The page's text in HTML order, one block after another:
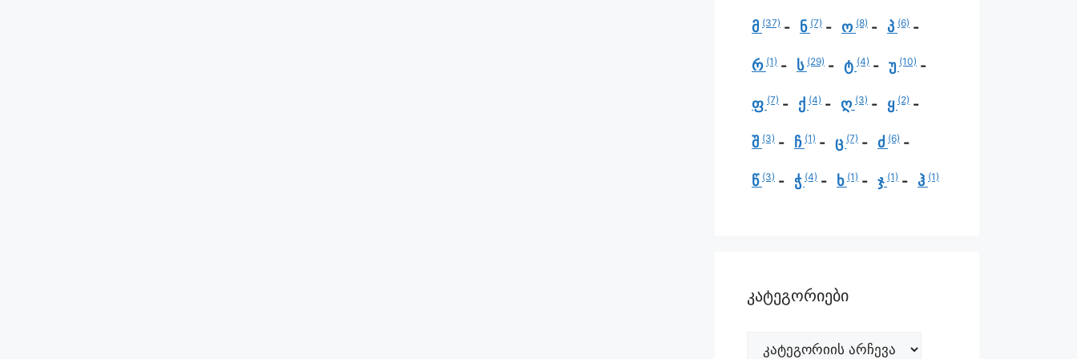
მ (37) ნ (7) ო (8) პ (6)
რ (1) ს (29) ტ (4) უ (10)
ფ (7) ქ (4) ღ (3) ყ (2)
შ (3) ჩ (1) ც (7) ძ (6)
წ (3) ჭ (4) ხ (1) ჯ (1) ჰ (1)
კატეგორიები